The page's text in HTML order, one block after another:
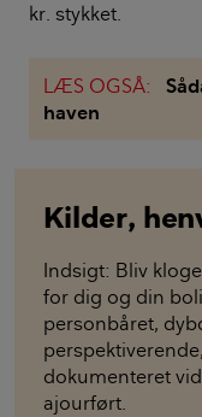
kr. stykket.
LÆS OGSÅ:
haven
Kilder,
Indsigt: Bliv
for dig og din
personbåret,
dokumenteret
ajourført.